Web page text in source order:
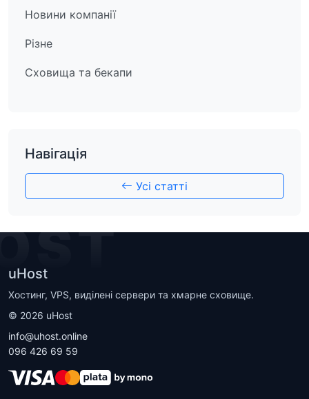
Новини компанії
Різне
Сховища та бекапи
Навігація
Усі статті
uHost
Хостинг, VPS, виділені сервери та хмарне сховище.
© 2026 uHost
info@uhost.online
096 426 69 59